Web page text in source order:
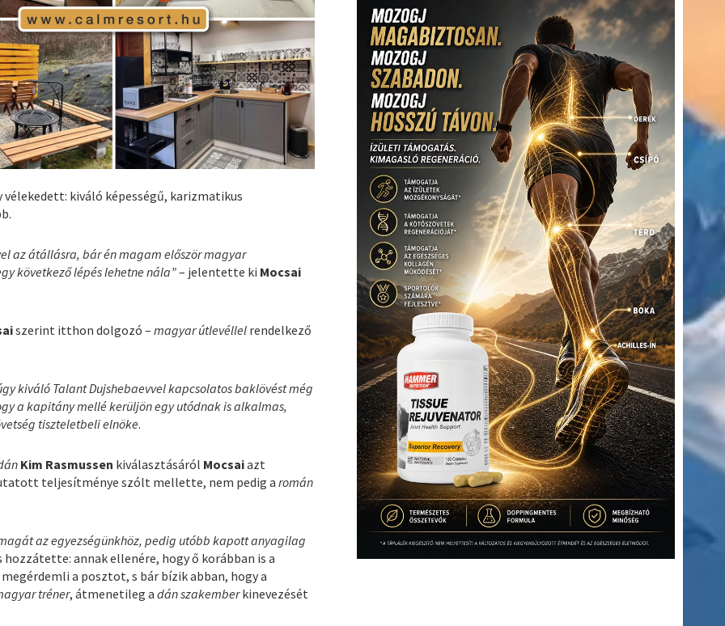
vélekedett: kiváló képességű, karizmatikus
az átállásra, bár én magam először magyar
következő lépés lehetne nála”– jelentette ki Mocsai
szerint itthon dolgozó –magyar útlevéllel rendelkező
kiváló Talant Dujshebaevvel kapcsolatos baklövést még
a kapitány mellé kerüljön egy utódnak is alkalmas,
tiszteletbeli elnöke.
Kim Rasmussen kiválasztásáról Mocsaiazt
teljesítménye szólt mellette, nem pedig aromán
az egyezségünkhöz, pedig utóbb kapott anyagilag
hozzátette: annak ellenére, hogy ő korábban is a
megérdemli a posztot, s bár bízik abban, hogy a
tréner, átmenetileg adán szakemberkinevezését